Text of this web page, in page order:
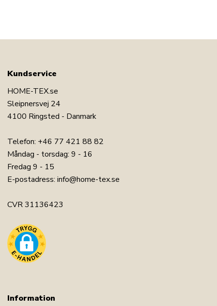
Kundservice
HOME-TEX.se
Sleipnersvej 24
4100 Ringsted - Danmark
Telefon: +46 77 421 88 82
Måndag - torsdag: 9 - 16
Fredag 9 - 15
E-postadress: info@home-tex.se
CVR 31136423
Information